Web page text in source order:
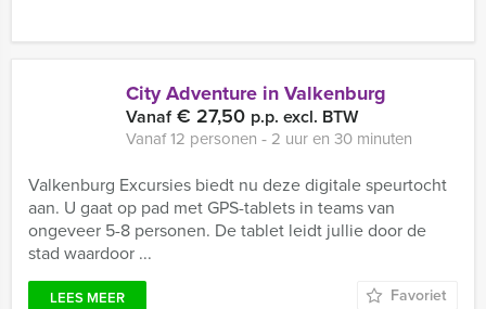
City Adventure in Valkenburg
Vanaf€ 27,50 p.p. excl. BTW
Vanaf 12 personen ‐ 2 uur en 30 minuten
Valkenburg Excursies biedt nu deze digitale speurtocht
aan. U gaat op pad met GPS-tablets in teams van
ongeveer 5-8 personen. De tablet leidt jullie door de
stad waardoor ...
LEES MEER Favoriet